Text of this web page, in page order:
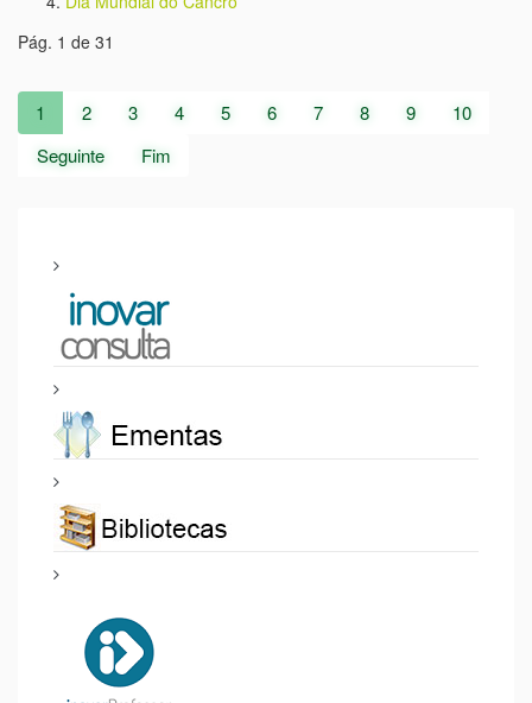
Pág. 1 de 31
1 2 3 4 5 6 7 8 9
10
Seguinte
Fim